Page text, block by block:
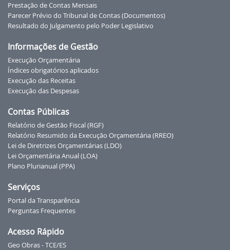
Prestação de Contas Mensais
Parecer Prévio do Tribunal de Contas (Documentos)
Resultado do Julgamento pelo Poder Legislativo
Informações de Gestão
Execução Orçamentária
Índices obrigatórios aplicados
Execução das Receitas
Execução das Despesas
Contas Públicas
Relatório de Gestão Fiscal (RGF)
Relatório Resumido da Execução Orçamentária (RREO)
Lei de Diretrizes Orçamentárias (LDO)
Lei Orçamentária Anual (LOA)
Plano Plurianual (PPA)
Serviços
Portal da Transparência
Perguntas Frequentes
Acesso Rápido
Geo Obras - TCE/ES